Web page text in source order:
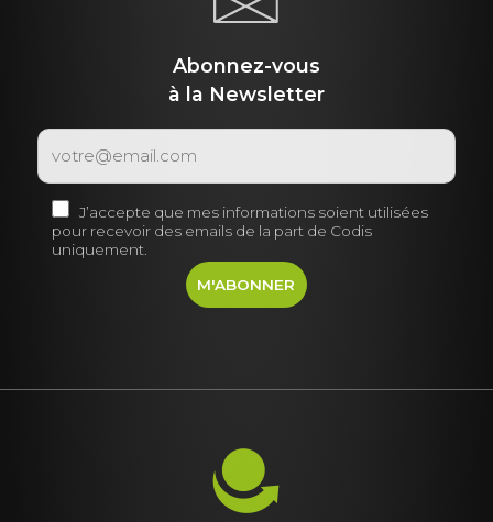
Abonnez-vous
à la Newsletter
J’accepte que mes informations soient utilisées
pour recevoir des emails de la part de Codis
uniquement.